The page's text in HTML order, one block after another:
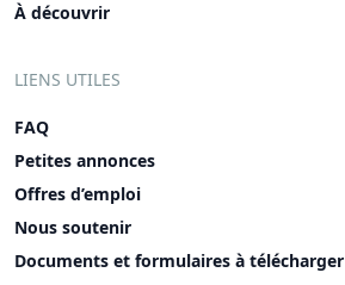
À découvrir
LIENS UTILES
FAQ
Petites annonces
Offres d’emploi
Nous soutenir
Documents et formulaires à télécharger